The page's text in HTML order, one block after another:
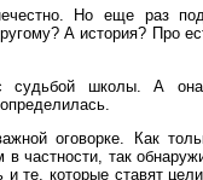
Но еще раз
А история? Про
судьбой школы. А
оговорке. Как
так
те, которые ставят